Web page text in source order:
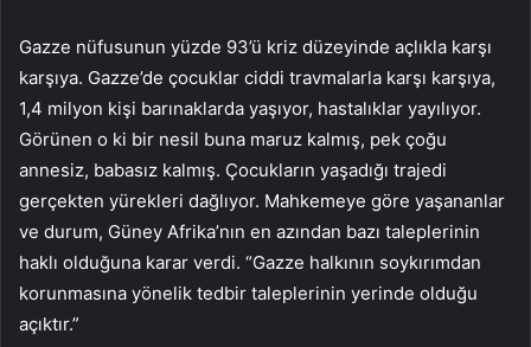
Gazze nüfusunun yüzde 93’ü kriz düzeyinde açlıkla karşı
karşıya. Gazze’de çocuklar ciddi travmalarla karşı karşıya,
1,4 milyon kişi barınaklarda yaşıyor, hastalıklar yayılıyor.
Görünen o ki bir nesil buna maruz kalmış, pek çoğu
annesiz, babasız kalmış. Çocukların yaşadığı trajedi
gerçekten yürekleri dağlıyor. Mahkemeye göre yaşananlar
ve durum, Güney Afrika’nın en azından bazı taleplerinin
haklı olduğuna karar verdi. “Gazze halkının soykırımdan
korunmasına yönelik tedbir taleplerinin yerinde olduğu
açıktır.”